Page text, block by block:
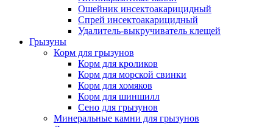
Ошейник инсектоакарицидный
Спрей инсектоакарицидный
Удалитель-выкручиватель клещей
Грызуны
Корм для грызунов
Корм для кроликов
Корм для морской свинки
Корм для хомяков
Корм для шиншилл
Сено для грызунов
Минеральные камни для грызунов